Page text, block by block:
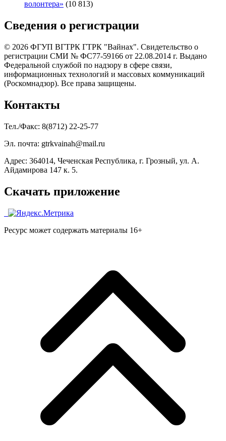
волонтера» (10 813)
Сведения о регистрации
© 2026 ФГУП ВГТРК ГТРК "Вайнах". Свидетельство о
регистрации СМИ № ФС77-59166 от 22.08.2014 г. Выдано
Федеральной службой по надзору в сфере связи,
информационных технологий и массовых коммуникаций
(Роскомнадзор). Все права защищены.
Контакты
Тел./Факс: 8(8712) 22-25-77
Эл. почта: gtrkvainah@mail.ru
Адрес: 364014, Чеченская Республика, г. Грозный, ул. А.
Айдамирова 147 к. 5.
Скачать приложение
Ресурс может содержать материалы 16+